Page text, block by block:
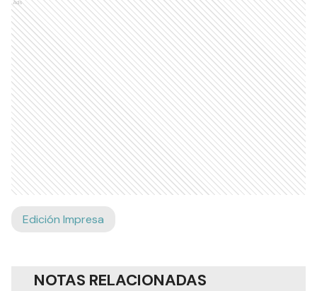
Ads
Edición Impresa
NOTAS RELACIONADAS